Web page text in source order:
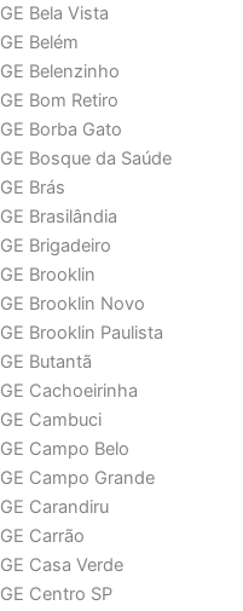
Bela Vista
Belém
Belenzinho
Bom Retiro
Borba Gato
Bosque da Saúde
Brás
Brasilândia
Brigadeiro
Brooklin
Brooklin Novo
Brooklin Paulista
Butantã
Cachoeirinha
Cambuci
Campo Belo
Campo Grande
Carandiru
Carrão
Casa Verde
Centro SP